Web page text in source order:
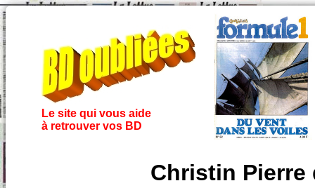
Le site qui vous aide
à retrouver vos BD
Christin Pierre